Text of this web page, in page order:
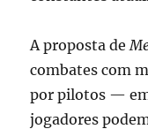
A proposta de
combates com
por pilotos — em
jogadores